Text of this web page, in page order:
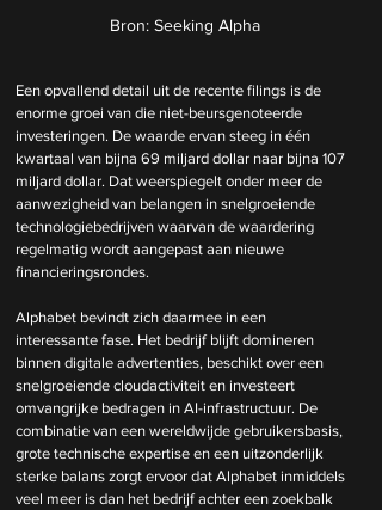
Bron: Seeking Alpha
Een opvallend detail uit de recente filings is de
enorme groei van die niet-beursgenoteerde
investeringen. De waarde ervan steeg in één
kwartaal van bijna 69 miljard dollar naar bijna 107
miljard dollar. Dat weerspiegelt onder meer de
aanwezigheid van belangen in snelgroeiende
technologiebedrijven waarvan de waardering
regelmatig wordt aangepast aan nieuwe
financieringsrondes.
Alphabet bevindt zich daarmee in een
interessante fase. Het bedrijf blijft domineren
binnen digitale advertenties, beschikt over een
snelgroeiende cloudactiviteit en investeert
omvangrijke bedragen in AI-infrastructuur. De
combinatie van een wereldwijde gebruikersbasis,
grote technische expertise en een uitzonderlijk
sterke balans zorgt ervoor dat Alphabet inmiddels
veel meer is dan het bedrijf achter een zoekbalk